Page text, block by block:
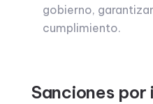
gobierno,
cumplimiento.
Sanciones